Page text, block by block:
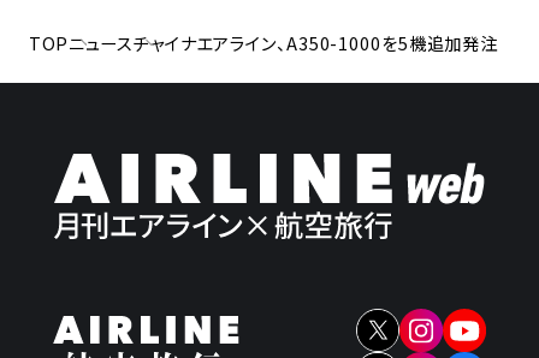
TOPニュースチャイナエアライン、A350-1000を5機追加発注